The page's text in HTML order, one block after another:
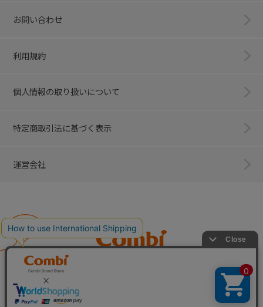
お問い合わせ
利用規約
個人情報の取り扱いについて
特定商取引法に基づく表示
運営会社